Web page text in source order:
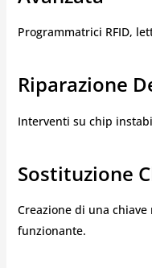
Programmatrici RFID,
Riparazione
Interventi su chip
Sostituzione
Creazione di una
funzionante.